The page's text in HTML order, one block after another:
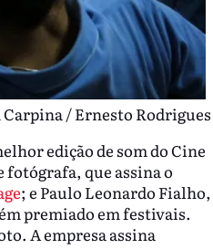
Carpina / Ernesto Rodrigues
edição de som do Cine
que assina o
; e Paulo Leonardo Fialho,
premiado em festivais.
A empresa assina